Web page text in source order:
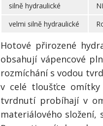
silně hydraulické
velmi silně hydraulické
Hotové přirozené
obsahují vápencové
rozmíchání s vodou
v celé tloušťce
tvrdnutí probíhají v
materiálového